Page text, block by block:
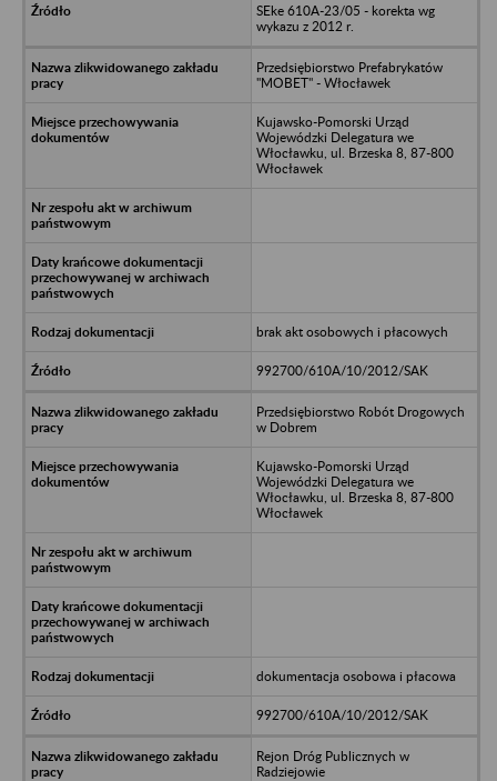
SEke 610A-23/05 - korekta wg
wykazu z 2012 r.
Przedsiębiorstwo Prefabrykatów
"MOBET" - Włocławek
Kujawsko-Pomorski Urząd
Wojewódzki Delegatura we
Włocławku, ul. Brzeska 8, 87-800
Włocławek
brak akt osobowych i płacowych
992700/610A/10/2012/SAK
Przedsiębiorstwo Robót Drogowych
w Dobrem
Kujawsko-Pomorski Urząd
Wojewódzki Delegatura we
Włocławku, ul. Brzeska 8, 87-800
Włocławek
dokumentacja osobowa i płacowa
992700/610A/10/2012/SAK
Rejon Dróg Publicznych w
Radziejowie